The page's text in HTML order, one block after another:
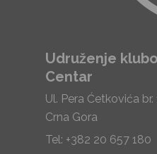
Udruženje
Centar
Ul. Pera Ćetkovića
Crna Gora
Tel: +382 20 657 180